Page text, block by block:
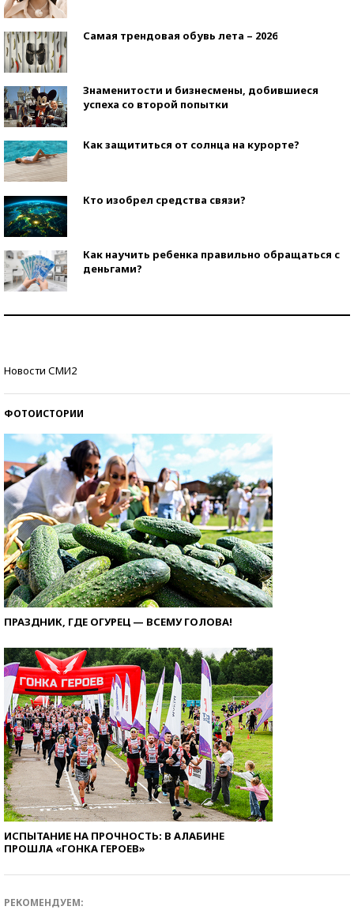
Самая трендовая обувь лета – 2026
Знаменитости и бизнесмены, добившиеся
успеха со второй попытки
Как защититься от солнца на курорте?
Кто изобрел средства связи?
Как научить ребенка правильно обращаться с
деньгами?
Новости СМИ2
ФОТОИСТОРИИ
ПРАЗДНИК, ГДЕ ОГУРЕЦ — ВСЕМУ ГОЛОВА!
ИСПЫТАНИЕ НА ПРОЧНОСТЬ: В АЛАБИНЕ
ПРОШЛА «ГОНКА ГЕРОЕВ»
РЕКОМЕНДУЕМ: